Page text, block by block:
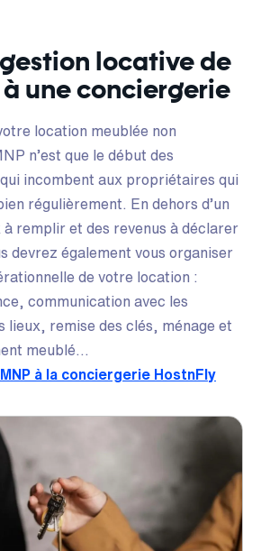
locative de
une conciergerie
location meublée non
n’est que le début des
incombent aux propriétaires qui
régulièrement. En dehors d’un
remplir et des revenus à déclarer
devrez également vous organiser
de votre location :
communication avec les
lieux, remise des clés, ménage et
meublé…
à la conciergerie HostnFly